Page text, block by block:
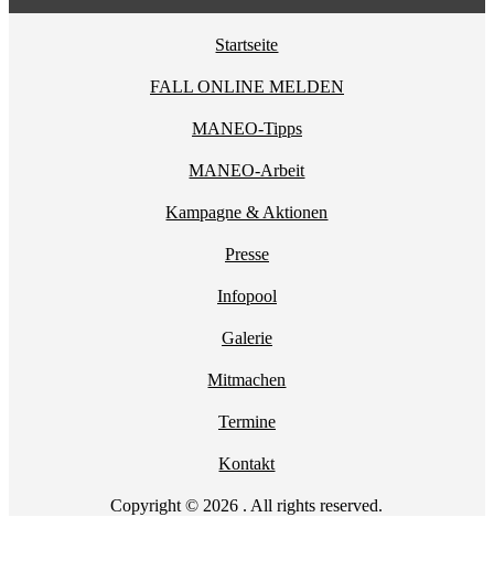
Startseite
FALL ONLINE MELDEN
MANEO-Tipps
MANEO-Arbeit
Kampagne & Aktionen
Presse
Infopool
Galerie
Mitmachen
Termine
Kontakt
Copyright © 2026 . All rights reserved.